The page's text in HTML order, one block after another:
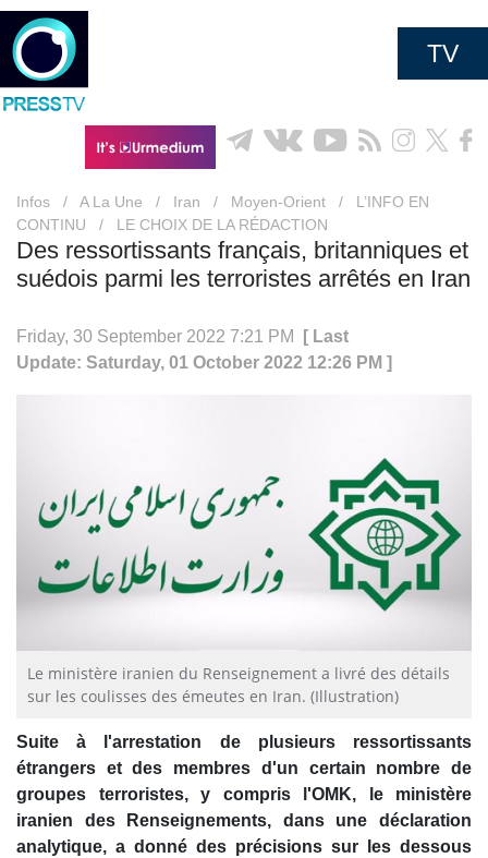
TV
Infos / A La Une / Iran / Moyen-Orient /
L’INFO EN
CONTINU
/ LE CHOIX DE LA RÉDACTION
Des ressortissants français, britanniques et
suédois parmi les terroristes arrêtés en Iran
Friday, 30 September 2022 7:21 PM
[ Last
Update: Saturday, 01 October 2022 12:26 PM ]
Le ministère iranien du Renseignement a livré des détails
sur les coulisses des émeutes en Iran. (Illustration)
Suite à l'arrestation de plusieurs ressortissants
étrangers et des membres d'un certain nombre de
groupes terroristes, y compris l'OMK, le ministère
iranien des Renseignements, dans une déclaration
analytique, a donné des précisions sur les dessous